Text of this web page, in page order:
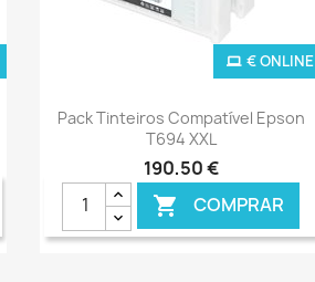
Ver+
Pack Tinteiros Compatível Epson
T694 XXL
190,50 €
 COMPRAR
€ ONLINE